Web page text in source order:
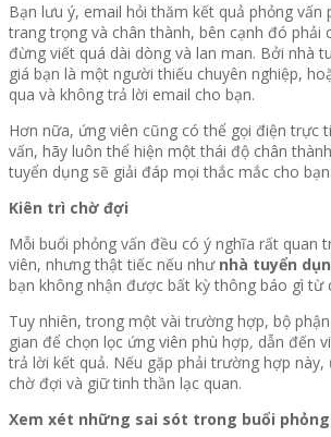
Bạn lưu ý, email hỏi thăm kết quả phỏng vấn
trang trọng và chân thành, bên cạnh đó phải
đừng viết quá dài dòng và lan man. Bởi nhà
giá bạn là một người thiếu chuyên nghiệp,
qua và không trả lời email cho bạn.
Hơn nữa, ứng viên cũng có thể gọi điện trực
vấn, hãy luôn thể hiện một thái độ chân
tuyển dụng sẽ giải đáp mọi thắc mắc cho bạn.
Kiên trì chờ đợi
Mỗi buổi phỏng vấn đều có ý nghĩa rất quan
viên, nhưng thật tiếc nếu như nhà tuyển
bạn không nhận được bất kỳ thông báo gì từ
Tuy nhiên, trong một vài trường hợp, bộ
gian để chọn lọc ứng viên phù hợp, dẫn đến
trả lời kết quả. Nếu gặp phải trường hợp này,
chờ đợi và giữ tinh thần lạc quan.
Xem xét những sai sót trong buổi phỏng